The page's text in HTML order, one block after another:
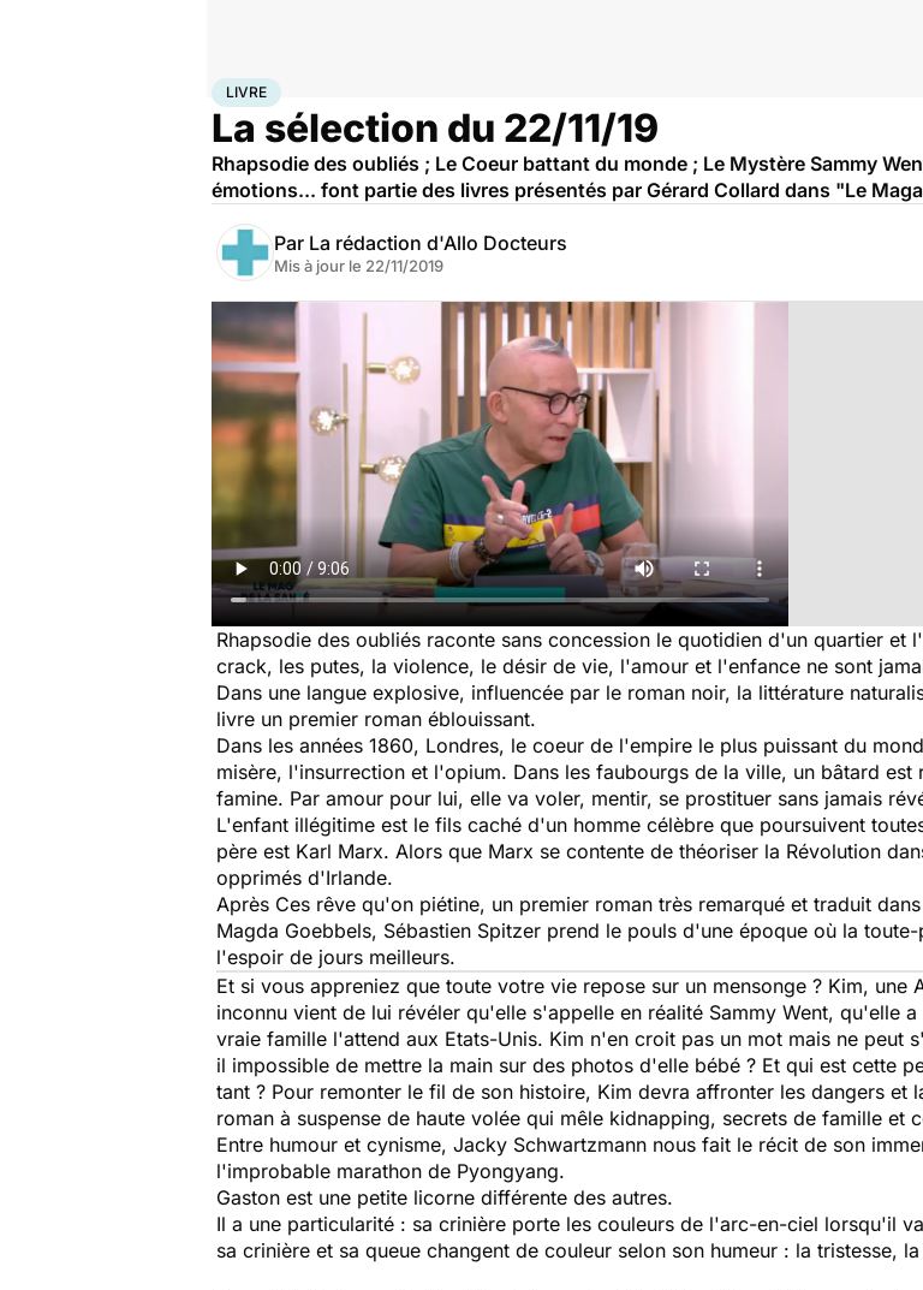
AccueilSanté
LIVRE
La sélection du 22/11/19
Rhapsodie des oubliés ; Le Coeur battant du monde ; Le Mystère Sammy
émotions... font partie des livres présentés par Gérard Collard dans "Le
Par La rédaction d'Allo Docteurs
Mis à jour le 22/11/2019
Rhapsodie des oubliés raconte sans concession le quotidien d'un quartier et
crack, les putes, la violence, le désir de vie, l'amour et l'enfance ne sont
Dans une langue explosive, influencée par le roman noir, la littérature
livre un premier roman éblouissant.
Dans les années 1860, Londres, le coeur de l'empire le plus puissant du
misère, l'insurrection et l'opium. Dans les faubourgs de la ville, un bâtard
famine. Par amour pour lui, elle va voler, mentir, se prostituer sans jamais
L'enfant illégitime est le fils caché d'un homme célèbre que poursuivent
père est Karl Marx. Alors que Marx se contente de théoriser la Révolution
opprimés d'Irlande.
Après Ces rêve qu'on piétine, un premier roman très remarqué et traduit
Magda Goebbels, Sébastien Spitzer prend le pouls d'une époque où la
l'espoir de jours meilleurs.
Et si vous appreniez que toute votre vie repose sur un mensonge ? Kim, une
inconnu vient de lui révéler qu'elle s'appelle en réalité Sammy Went, qu'elle
vraie famille l'attend aux Etats-Unis. Kim n'en croit pas un mot mais ne peut
il impossible de mettre la main sur des photos d'elle bébé ? Et qui est cette
tant ? Pour remonter le fil de son histoire, Kim devra affronter les dangers et
roman à suspense de haute volée qui mêle kidnapping, secrets de famille et
Entre humour et cynisme, Jacky Schwartzmann nous fait le récit de son
l'improbable marathon de Pyongyang.
Gaston est une petite licorne différente des autres.
Il a une particularité : sa crinière porte les couleurs de l'arc-en-ciel lorsqu'il
sa crinière et sa queue changent de couleur selon son humeur : la tristesse,